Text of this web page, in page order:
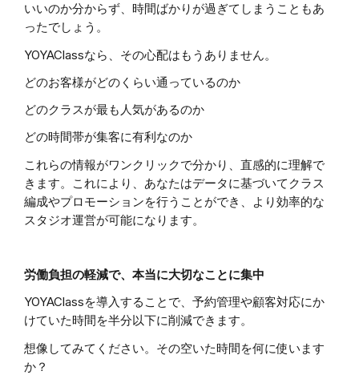
いいのか分からず、時間ばかりが過ぎてしまうこともあ
ったでしょう。
YOYAClassなら、その心配はもうありません。
どのお客様がどのくらい通っているのか
どのクラスが最も人気があるのか
どの時間帯が集客に有利なのか
これらの情報がワンクリックで分かり、直感的に理解で
きます。これにより、あなたはデータに基づいてクラス
編成やプロモーションを行うことができ、より効率的な
スタジオ運営が可能になります。
労働負担の軽減で、本当に大切なことに集中
YOYAClassを導入することで、予約管理や顧客対応にか
けていた時間を半分以下に削減できます。
想像してみてください。その空いた時間を何に使います
か？